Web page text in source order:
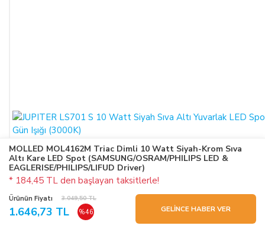
MOLLED MOL4162M Triac Dimli 10 Watt Siyah-Krom Sıva
Altı Kare LED Spot (SAMSUNG/OSRAM/PHILIPS LED &
EAGLERISE/PHILIPS/LIFUD Driver)
* 184,45 TL den başlayan taksitlerle!
Ürünün Fiyatı 3.049,50 TL
1.646,73 TL %46 GELİNCE HABER VER